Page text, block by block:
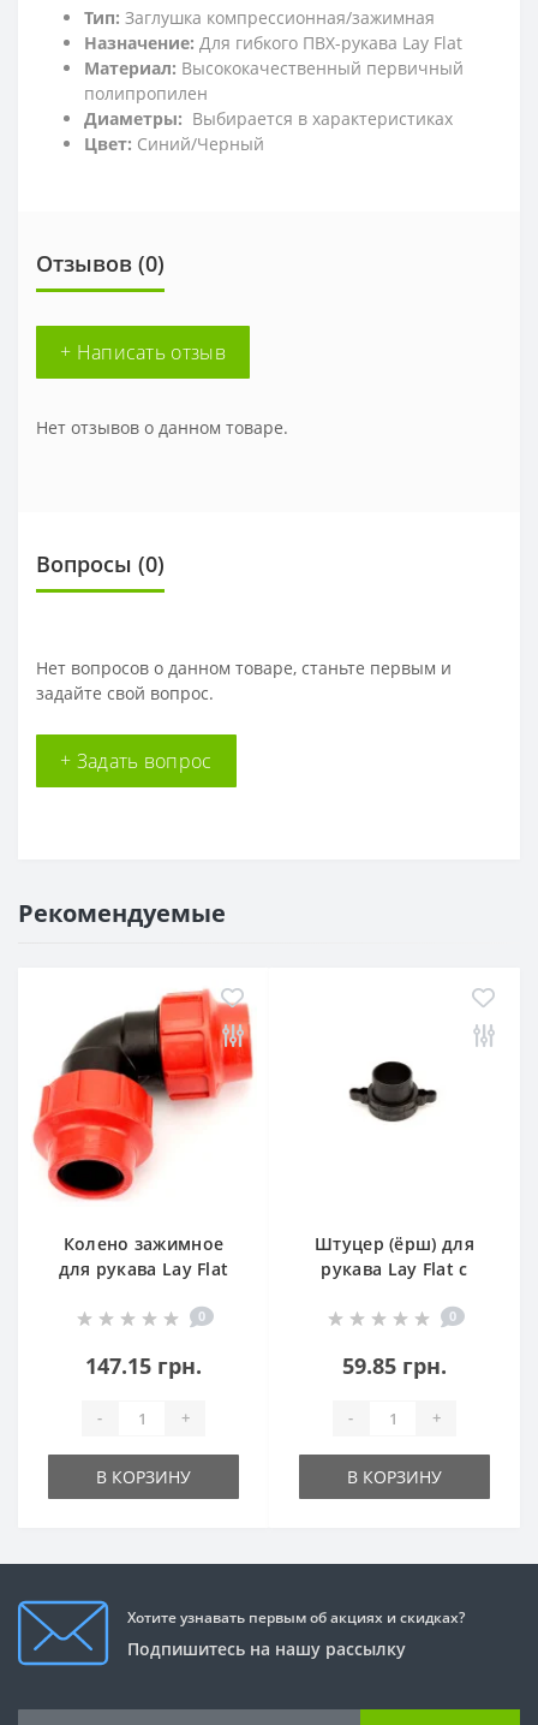
Тип: Заглушка компрессионная/зажимная
Назначение: Для гибкого ПВХ-рукава Lay Flat
Материал: Высококачественный первичный
полипропилен
Диаметры: Выбирается в характеристиках
Цвет: Синий/Черный
Отзывов (0)
+ Написать отзыв
Нет отзывов о данном товаре.
Вопросы (0)
Нет вопросов о данном товаре, станьте первым и
задайте свой вопрос.
+ Задать вопрос
Рекомендуемые
Колено зажимное
для рукава Lay Flat
0
147.15 грн.
- +
В КОРЗИНУ
Штуцер (ёрш) для
рукава Lay Flat с
резьбой
0
59.85 грн.
- +
В КОРЗИНУ
Хотите узнавать первым об акциях и скидках?
Подпишитесь на нашу рассылку